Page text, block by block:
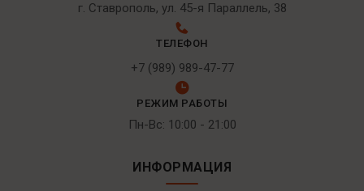
г. Ставрополь, ул. 45-я Параллель, 38
ТЕЛЕФОН
+7 (989) 989-47-77
РЕЖИМ РАБОТЫ
Пн-Вс: 10:00 - 21:00
ИНФОРМАЦИЯ